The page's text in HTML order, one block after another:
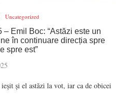
Uncategorized
Emil Boc: “Astăzi este un
în continuare direcția spre
spre est”
și el astăzi la vot, iar ca de obicei